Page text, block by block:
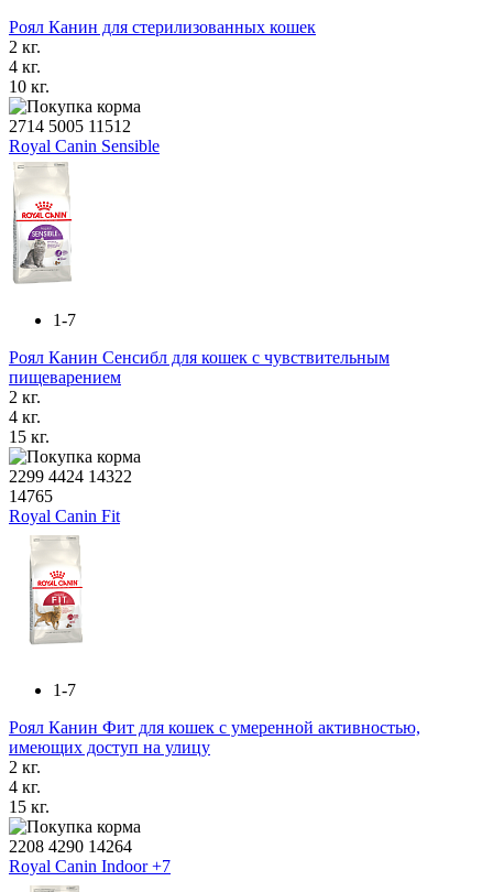
Роял Канин для стерилизованных кошек
2 кг.
4 кг.
10 кг.
2714 5005 11512
Royal Canin Sensible
1-7
Роял Канин Сенсибл для кошек с чувствительным
пищеварением
2 кг.
4 кг.
15 кг.
2299 4424 14322
14765
Royal Canin Fit
1-7
Роял Канин Фит для кошек с умеренной активностью,
имеющих доступ на улицу
2 кг.
4 кг.
15 кг.
2208 4290 14264
Royal Canin Indoor +7